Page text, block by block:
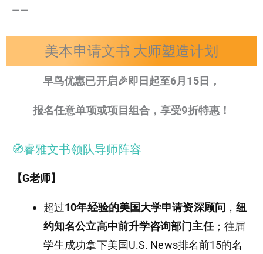
——
美本申请文书 大师塑造计划
早鸟优惠已开启🎉即日起至6月15日，
报名任意单项或项目组合，享受9折特惠！
🧭睿雅文书领队导师阵容
【G老师】
超过10年经验的美国大学申请资深顾问 ， 纽
约知名公立高中前升学咨询部门主任；往届
学生成功拿下美国U.S. News排名前15的名